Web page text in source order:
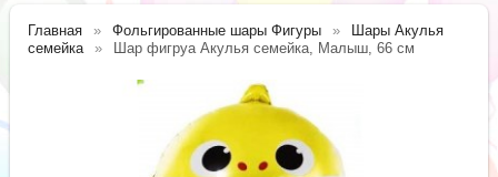
Главная Фольгированные шары Фигуры
Шары Акулья
семейка
Шар фигруа Акулья семейка, Малыш, 66 см